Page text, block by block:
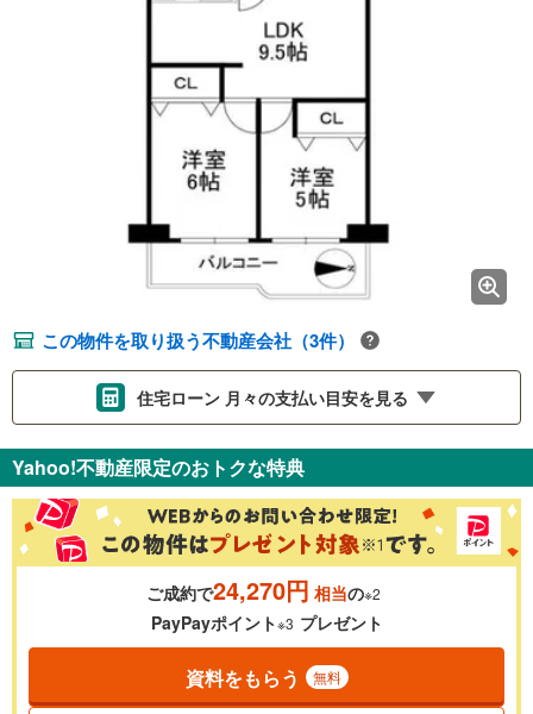
この物件を取り扱う不動産会社（3件）
住宅ローン 月々の支払い目安を見る
金利 ％
0.01%
Yahoo!不動産限定のおトクな特典
ご成約で24,270円 相当の※2
PayPayポイント※3 プレゼント
資料をもらう 無料